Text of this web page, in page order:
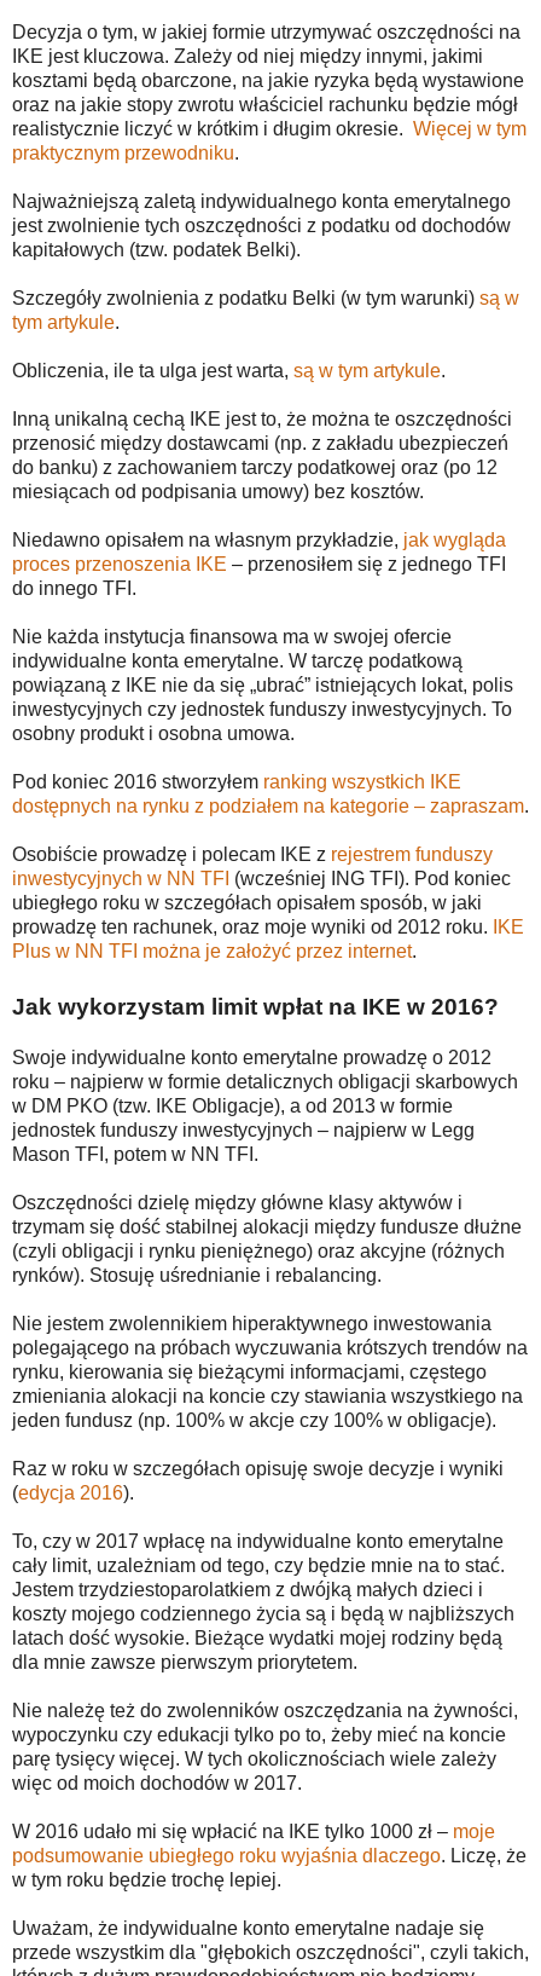
Decyzja o tym, w jakiej formie utrzymywać oszczędności na
IKE jest kluczowa. Zależy od niej między innymi, jakimi
kosztami będą obarczone, na jakie ryzyka będą wystawione
oraz na jakie stopy zwrotu właściciel rachunku będzie mógł
realistycznie liczyć w krótkim i długim okresie. Więcej w tym
praktycznym przewodniku.
Najważniejszą zaletą indywidualnego konta emerytalnego
jest zwolnienie tych oszczędności z podatku od dochodów
kapitałowych (tzw. podatek Belki).
Szczegóły zwolnienia z podatku Belki (w tym warunki) są w
tym artykule.
Obliczenia, ile ta ulga jest warta, są w tym artykule.
Inną unikalną cechą IKE jest to, że można te oszczędności
przenosić między dostawcami (np. z zakładu ubezpieczeń
do banku) z zachowaniem tarczy podatkowej oraz (po 12
miesiącach od podpisania umowy) bez kosztów.
Niedawno opisałem na własnym przykładzie, jak wygląda
proces przenoszenia IKE – przenosiłem się z jednego TFI
do innego TFI.
Nie każda instytucja finansowa ma w swojej ofercie
indywidualne konta emerytalne. W tarczę podatkową
powiązaną z IKE nie da się „ubrać” istniejących lokat, polis
inwestycyjnych czy jednostek funduszy inwestycyjnych. To
osobny produkt i osobna umowa.
Pod koniec 2016 stworzyłem ranking wszystkich IKE
dostępnych na rynku z podziałem na kategorie – zapraszam.
Osobiście prowadzę i polecam IKE z rejestrem funduszy
inwestycyjnych w NN TFI (wcześniej ING TFI). Pod koniec
ubiegłego roku w szczegółach opisałem sposób, w jaki
prowadzę ten rachunek, oraz moje wyniki od 2012 roku.
IKE
Plus w NN TFI można je założyć przez internet.
Jak wykorzystam limit wpłat na IKE w 2016?
Swoje indywidualne konto emerytalne prowadzę o 2012
roku – najpierw w formie detalicznych obligacji skarbowych
w DM PKO (tzw. IKE Obligacje), a od 2013 w formie
jednostek funduszy inwestycyjnych – najpierw w Legg
Mason TFI, potem w NN TFI.
Oszczędności dzielę między główne klasy aktywów i
trzymam się dość stabilnej alokacji między fundusze dłużne
(czyli obligacji i rynku pieniężnego) oraz akcyjne (różnych
rynków). Stosuję uśrednianie i rebalancing.
Nie jestem zwolennikiem hiperaktywnego inwestowania
polegającego na próbach wyczuwania krótszych trendów na
rynku, kierowania się bieżącymi informacjami, częstego
zmieniania alokacji na koncie czy stawiania wszystkiego na
jeden fundusz (np. 100% w akcje czy 100% w obligacje).
Raz w roku w szczegółach opisuję swoje decyzje i wyniki
(edycja 2016).
To, czy w 2017 wpłacę na indywidualne konto emerytalne
cały limit, uzależniam od tego, czy będzie mnie na to stać.
Jestem trzydziestoparolatkiem z dwójką małych dzieci i
koszty mojego codziennego życia są i będą w najbliższych
latach dość wysokie. Bieżące wydatki mojej rodziny będą
dla mnie zawsze pierwszym priorytetem.
Nie należę też do zwolenników oszczędzania na żywności,
wypoczynku czy edukacji tylko po to, żeby mieć na koncie
parę tysięcy więcej. W tych okolicznościach wiele zależy
więc od moich dochodów w 2017.
W 2016 udało mi się wpłacić na IKE tylko 1000 zł – moje
podsumowanie ubiegłego roku wyjaśnia dlaczego. Liczę, że
w tym roku będzie trochę lepiej.
Uważam, że indywidualne konto emerytalne nadaje się
przede wszystkim dla "głębokich oszczędności", czyli takich,